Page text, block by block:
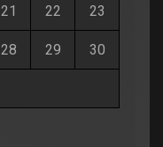
21 22 23
28 29 30